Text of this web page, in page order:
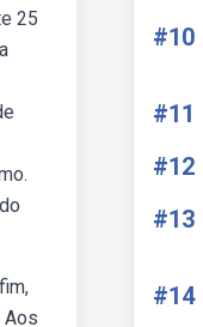
25
Aos
#10
#11
#12
#13
#14